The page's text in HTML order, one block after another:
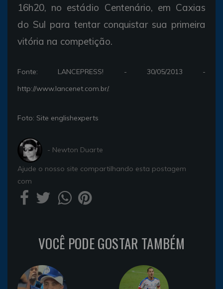
16h20, no estádio Centenário, em Caxias
do Sul para tentar conquistar sua primeira
vitória na competição.
Fonte: LANCEPRESS! - 30/05/2013 -
http://www.lancenet.com.br/.
Foto: Site englishexperts
- Newton Duarte
Ajude o nosso site compartilhando esta postagem
com
VOCÊ PODE GOSTAR TAMBÉM